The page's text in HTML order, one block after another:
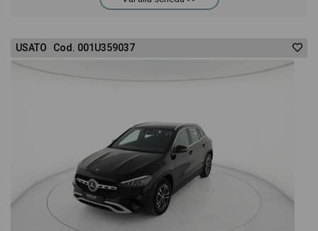
USATO Cod. 001U359037